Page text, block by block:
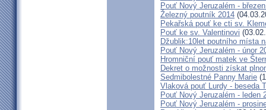
Pouť Nový Jeruzalém -
Železný poutník 2014
Pekařská pouť ke cti sv.
Pouť ke sv. Valentinovi
Džublik:10let poutního místa
Pouť Nový Jeruzalém - únor
Hromniční pouť matek ve
Dekret o možnosti získat
Sedmibolestné Panny Marie
Vlaková pouť Lurdy - beseda
Pouť Nový Jeruzalém - leden
Pouť Nový Jeruzalém -